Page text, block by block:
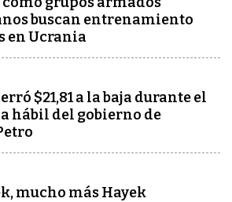
buscan entrenamiento
en Ucrania
$21,81 a la baja durante el
hábil del gobierno de
mucho más Hayek